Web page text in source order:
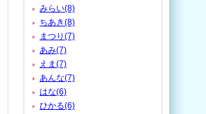
みらい(8)
ちあき(8)
まつり(7)
あみ(7)
えま(7)
あんな(7)
はな(6)
ひかる(6)